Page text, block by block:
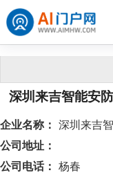
深圳来吉智能安
企业名称： 深圳来吉
公司地址：
公司电话： 杨春